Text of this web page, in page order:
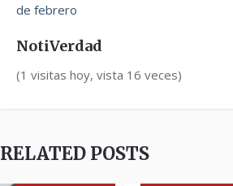
de febrero
NotiVerdad
(1 visitas hoy, vista 16 veces)
RELATED POSTS